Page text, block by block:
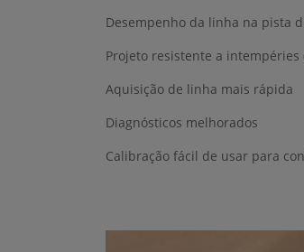
Desempenho da linha na pista
Projeto resistente a
Aquisição de linha mais rápida
Diagnósticos melhorados
Calibração fácil de usar para